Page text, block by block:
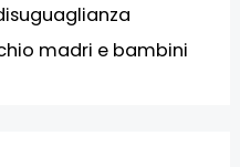
madri e bambini